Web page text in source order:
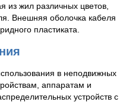
из жил различных цветов,
Внешняя оболочка кабеля
пластиката.
в неподвижных
аппаратам и
устройств с